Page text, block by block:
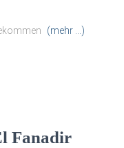
(mehr …)
Fanadir